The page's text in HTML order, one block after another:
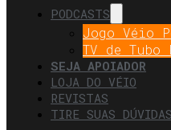
PODCASTS
Jogo Véio
TV de Tubo
SEJA APOIADOR
LOJA DO VÉIO
REVISTAS
TIRE SUAS DÚVIDAS